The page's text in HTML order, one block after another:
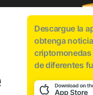
Descargue la
obtenga
de diferentes